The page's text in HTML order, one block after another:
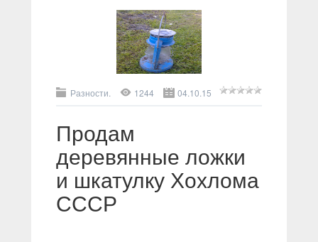
Разности. 1244 04.10.15
Продам
деревянные ложки
и шкатулку Хохлома
СССР